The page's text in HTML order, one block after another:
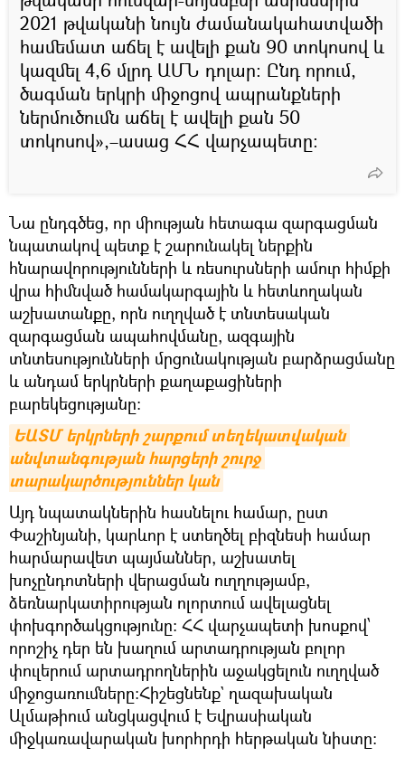
2021 թվականի նույն ժամանակահատվածի
համեմատ աճել է ավելի քան 90 տոկոսով և
կազմել 4,6 մլրդ ԱՄՆ դոլար։ Ընդ որում,
ծագման երկրի միջոցով ապրանքների
ներմուծումն աճել է ավելի քան 50
տոկոսով»,–ասաց ՀՀ վարչապետը։
Նա ընդգծեց, որ միության հետագա զարգացման
նպատակով պետք է շարունակել ներքին
հնարավորությունների և ռեսուրսների ամուր հիմքի
վրա հիմնված համակարգային և հետևողական
աշխատանքը, որն ուղղված է տնտեսական
զարգացման ապահովմանը, ազգային
տնտեսությունների մրցունակության բարձրացմանը
և անդամ երկրների քաղաքացիների
բարեկեցությանը։
ԵԱՏՄ երկրների շարքում տեղեկատվական
անվտանգության հարցերի շուրջ
տարակարծություններ կան
Այդ նպատակներին հասնելու համար, ըստ
Փաշինյանի, կարևոր է ստեղծել բիզնեսի համար
հարմարավետ պայմաններ, աշխատել
խոչընդոտների վերացման ուղղությամբ,
ձեռնարկատիրության ոլորտում ավելացնել
փոխգործակցությունը: ՀՀ վարչապետի խոսքով՝
որոշիչ դեր են խաղում արտադրության բոլոր
փուլերում արտադրողներին աջակցելուն ուղղված
միջոցառումները։Հիշեցնենք` ղազախական
Ալմաթիում անցկացվում է Եվրասիական
միջկառավարական խորհրդի հերթական նիստը։